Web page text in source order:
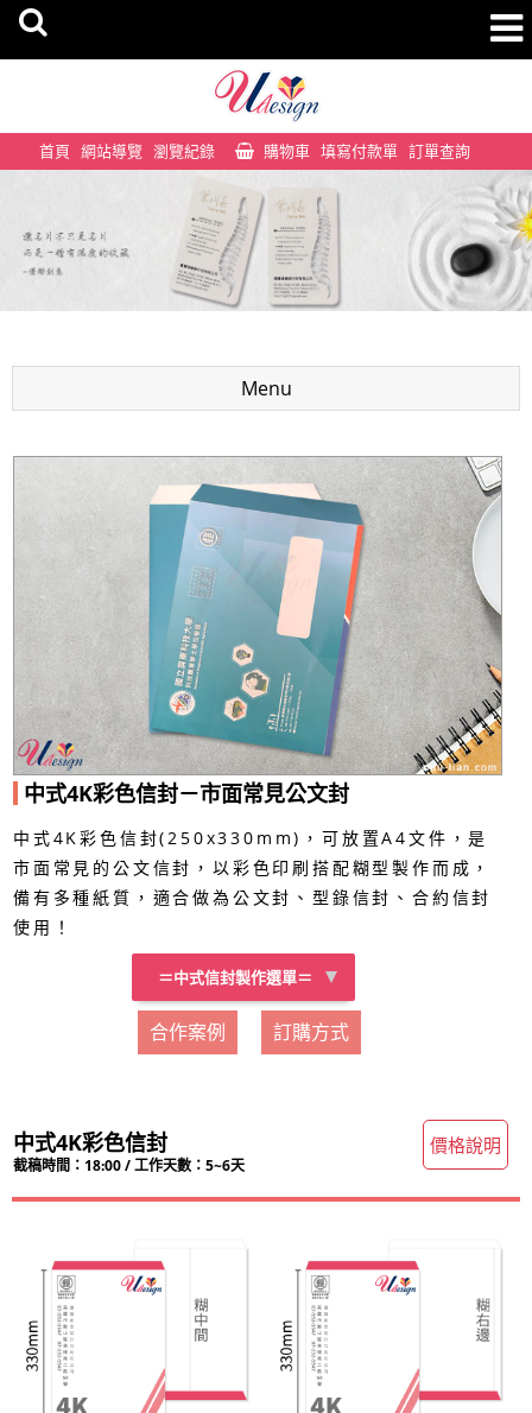
首頁 網站導覽 瀏覽紀錄 購物車 填寫付款單 訂單查詢
Menu
中式4K彩色信封－市面常見公文封
中式4K彩色信封(250x330mm)，可放置A4文件，是
市面常見的公文信封，以彩色印刷搭配糊型製作而成，
備有多種紙質，適合做為公文封、型錄信封、合約信封
使用！
＝中式信封製作選單＝
中式16K彩色信封
中式15K彩色信封
中式大15K彩色信封
中式12K彩色信封
中式10K彩色信封
中式9K彩色信封
中式大9K彩色信封
中式6K彩色信封
中式4K彩色信封
中式大4K彩色信封
合作案例 訂購方式
中式4K彩色信封
截稿時間：18:00 / 工作天數：5~6天
價格說明